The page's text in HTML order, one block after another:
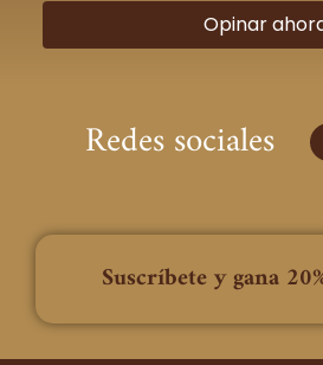
Opinar
Redes sociales
Suscríbete y gana